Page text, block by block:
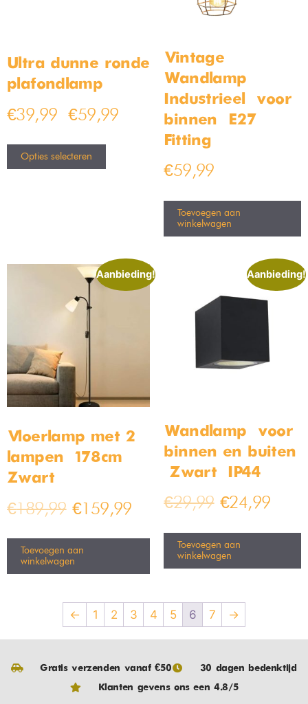
Ultra dunne ronde
plafondlamp
€39,99 –€59,99
Opties selecteren
Vintage
Wandlamp –
Industrieel – voor
binnen – E27
Fitting
€59,99
Toevoegen aan
winkelwagen
Aanbieding!
Vloerlamp met 2
lampen – 178cm –
Zwart
€189,99 €159,99
Toevoegen aan
winkelwagen
Aanbieding!
Wandlamp – voor
binnen en buiten
– Zwart – IP44
€29,99 €24,99
Toevoegen aan
winkelwagen
← 1 2 3 4 5 6 7 →
Gratis verzenden vanaf €50
30 dagen bedenktijd
Klanten gevens ons een 4.8/5